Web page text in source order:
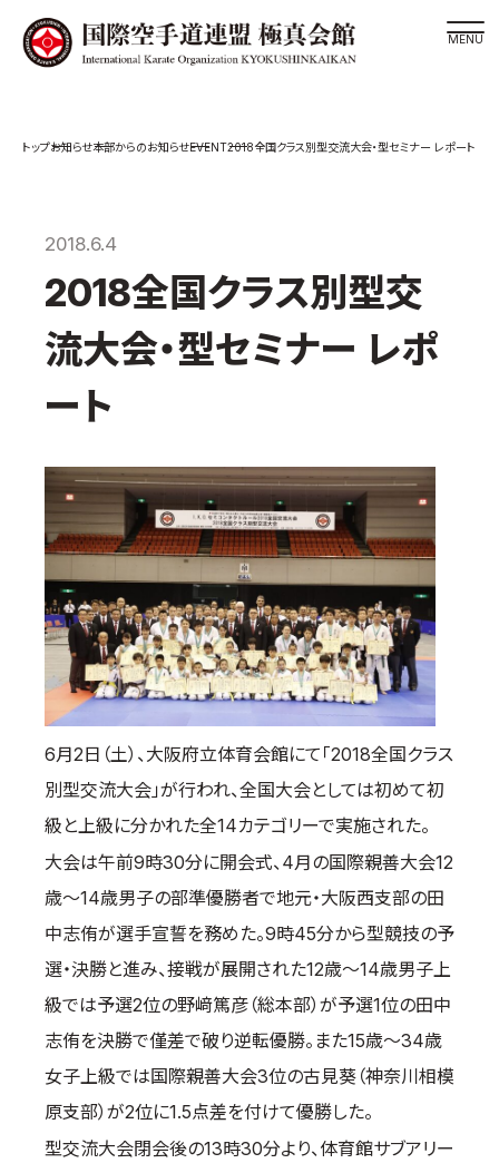
大山倍達総裁 紹介
松井章奎館長 紹介
極真の歴史
役員紹介
各委員会紹介
国際空手道連盟について
お知らせ
本部からのお知らせ
支部からのお知らせ
公式大会
試合規則
入門のご案内
青少年部・保護者の方へ
一般の部・壮年部の方
会員制度
取材のお申し込み
よくある質問
プライバシーポリシー
サイトマップ
お知らせ本部からのお知らせEVENT2018全国クラス別型交流大会・型セミナー レポート
2018.6.4
2018全国クラス別型交
流大会・型セミナー レポ
ート
6月2日（土）、大阪府立体育会館にて「2018全国クラス
別型交流大会」が行われ、全国大会としては初めて初
級と上級に分かれた全14カテゴリーで実施された。
大会は午前9時30分に開会式、4月の国際親善大会12
歳～14歳男子の部準優勝者で地元・大阪西支部の田
中志侑が選手宣誓を務めた。9時45分から型競技の予
選・決勝と進み、接戦が展開された12歳～14歳男子上
級では予選2位の野﨑篤彦（総本部）が予選1位の田中
志侑を決勝で僅差で破り逆転優勝。また15歳～34歳
女子上級では国際親善大会3位の古見葵（神奈川相模
原支部）が2位に1.5点差を付けて優勝した。
型交流大会閉会後の13時30分より、体育館サブアリー